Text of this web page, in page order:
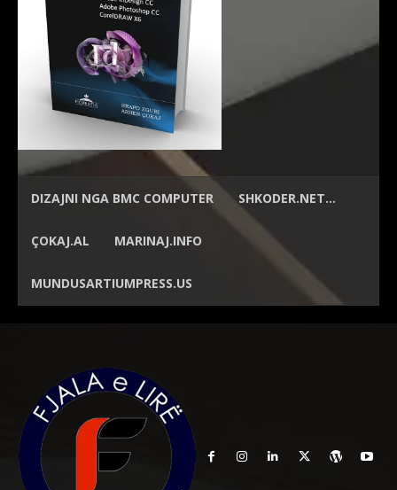
DIZAJNI NGA BMC COMPUTER SHKODER.NET…
ÇOKAJ.AL MARINAJ.INFO
MUNDUSARTIUMPRESS.US